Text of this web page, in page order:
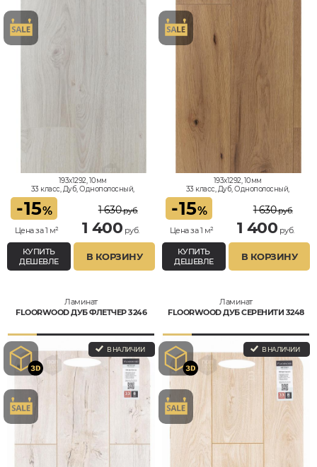
193x1292, 10мм
33 класс, Дуб, Однополосный,
-15%
Цена за 1 м²
1 630руб.
1 400 руб.
КУПИТЬ
ДЕШЕВЛЕ
В КОРЗИНУ
193x1292, 10мм
33 класс, Дуб, Однополосный,
-15%
Цена за 1 м²
1 630руб.
1 400 руб.
КУПИТЬ
ДЕШЕВЛЕ
В КОРЗИНУ
Ламинат
FLOORWOOD ДУБ ФЛЕТЧЕР 3246
В НАЛИЧИИ
Ламинат
FLOORWOOD ДУБ СЕРЕНИТИ 3248
В НАЛИЧИИ